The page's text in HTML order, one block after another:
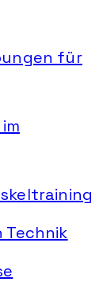
für
Technik